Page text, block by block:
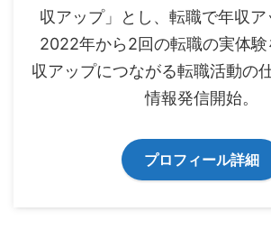
収アップ」とし、転職で年収ア
2022年から2回の転職の実体
収アップにつながる転職活動の
情報発信開始。
プロフィール詳細